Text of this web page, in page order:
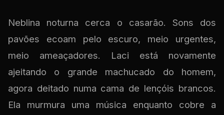
Neblina noturna cerca o casarão. Sons dos
pavões ecoam pelo escuro, meio urgentes,
meio ameaçadores. Laci está novamente
ajeitando o grande machucado do homem,
agora deitado numa cama de lençóis brancos.
Ela murmura uma música enquanto cobre a